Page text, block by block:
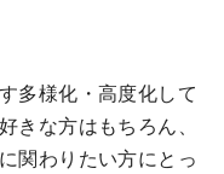
多様化・高度化して
きな方はもちろん、
関わりたい方にとっ